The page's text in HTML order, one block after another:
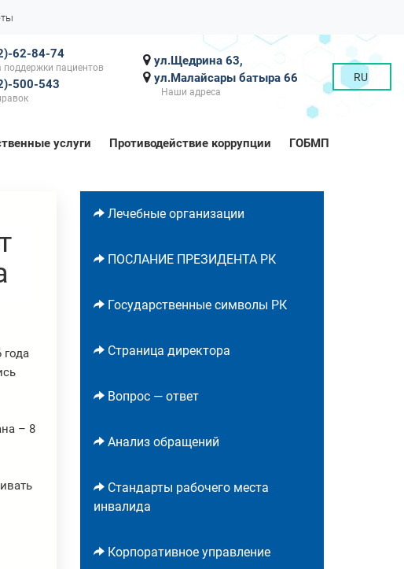
RU
ул.Щедрина 63,
ул.Малайсары батыра 66
Наши адреса
62-84-74
поддержки пациентов
500-543
услуги Противодействие коррупции ГОБМП
– 8
Лечебные организации
ПОСЛАНИЕ ПРЕЗИДЕНТА РК
Государственные символы РК
Страница директора
Вопрос — ответ
Анализ обращений
Стандарты рабочего места
инвалида
Корпоративное управление